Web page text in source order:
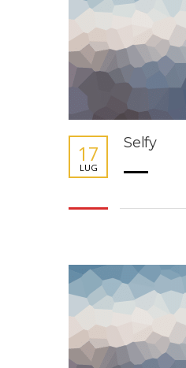
Selfy
17
LUG